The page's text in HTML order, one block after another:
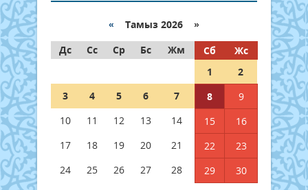
« Тамыз 2026 »
Дс
Сс Ср Бс Жм Сб
Жс
1
2
3
4 5 6 7 8
9
10
11 12 13 14 15
16
17
18 19 20 21 22
23
24
25 26 27 28 29
30